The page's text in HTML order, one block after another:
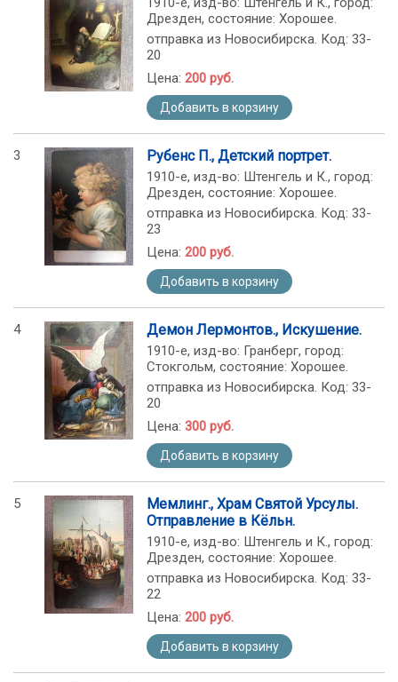
Дрезден, состояние: Хорошее.
отправка из Новосибирска. Код: 33-
20
Цена: 200 руб.
Добавить в корзину
3 Рубенс П., Детский портрет.
1910-е, изд-во: Штенгель и К., город:
Дрезден, состояние: Хорошее.
отправка из Новосибирска. Код: 33-
23
Цена: 200 руб.
Добавить в корзину
4 Демон Лермонтов., Искушение.
1910-е, изд-во: Гранберг, город:
Стокгольм, состояние: Хорошее.
отправка из Новосибирска. Код: 33-
20
Цена: 300 руб.
Добавить в корзину
5
Мемлинг., Храм Святой Урсулы.
Отправление в Кёльн.
1910-е, изд-во: Штенгель и К., город:
Дрезден, состояние: Хорошее.
отправка из Новосибирска. Код: 33-
22
Цена: 200 руб.
Добавить в корзину